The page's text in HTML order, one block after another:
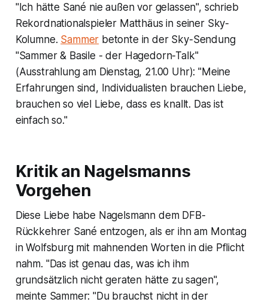
"Ich hätte Sané nie außen vor gelassen", schrieb
Rekordnationalspieler Matthäus in seiner Sky-
Kolumne. Sammer betonte in der Sky-Sendung
"Sammer & Basile - der Hagedorn-Talk"
(Ausstrahlung am Dienstag, 21.00 Uhr): "Meine
Erfahrungen sind, Individualisten brauchen Liebe,
brauchen so viel Liebe, dass es knallt. Das ist
einfach so."
Kritik an Nagelsmanns
Vorgehen
Diese Liebe habe Nagelsmann dem DFB-
Rückkehrer Sané entzogen, als er ihn am Montag
in Wolfsburg mit mahnenden Worten in die Pflicht
nahm. "Das ist genau das, was ich ihm
grundsätzlich nicht geraten hätte zu sagen",
meinte Sammer: "Du brauchst nicht in der